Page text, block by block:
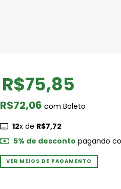
R$75,85
R$72,06 com Boleto
12x de R$7,72
5% de desconto pagando
VER MEIOS DE PAGAMENTO